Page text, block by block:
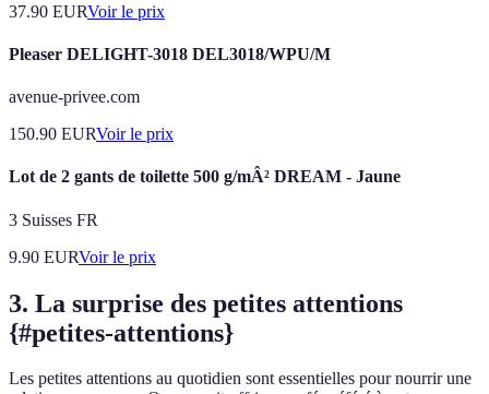
37.90 EURVoir le prix
Pleaser DELIGHT-3018 DEL3018/WPU/M
avenue-privee.com
150.90 EURVoir le prix
Lot de 2 gants de toilette 500 g/mÂ² DREAM - Jaune
3 Suisses FR
9.90 EURVoir le prix
3. La surprise des petites attentions
{#petites-attentions}
Les petites attentions au quotidien sont essentielles pour nourrir une